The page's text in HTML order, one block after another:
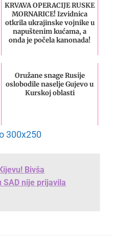
KRVAVA OPERACIJE RUSKE
MORNARICE! Izvidnica
otkrila ukrajinske vojnike u
napuštenim kućama, a
onda je počela kanonada!
Oružane snage Rusije
oslobodile naselje Gujevo u
Kurskoj oblasti
Bivša
nije prijavila